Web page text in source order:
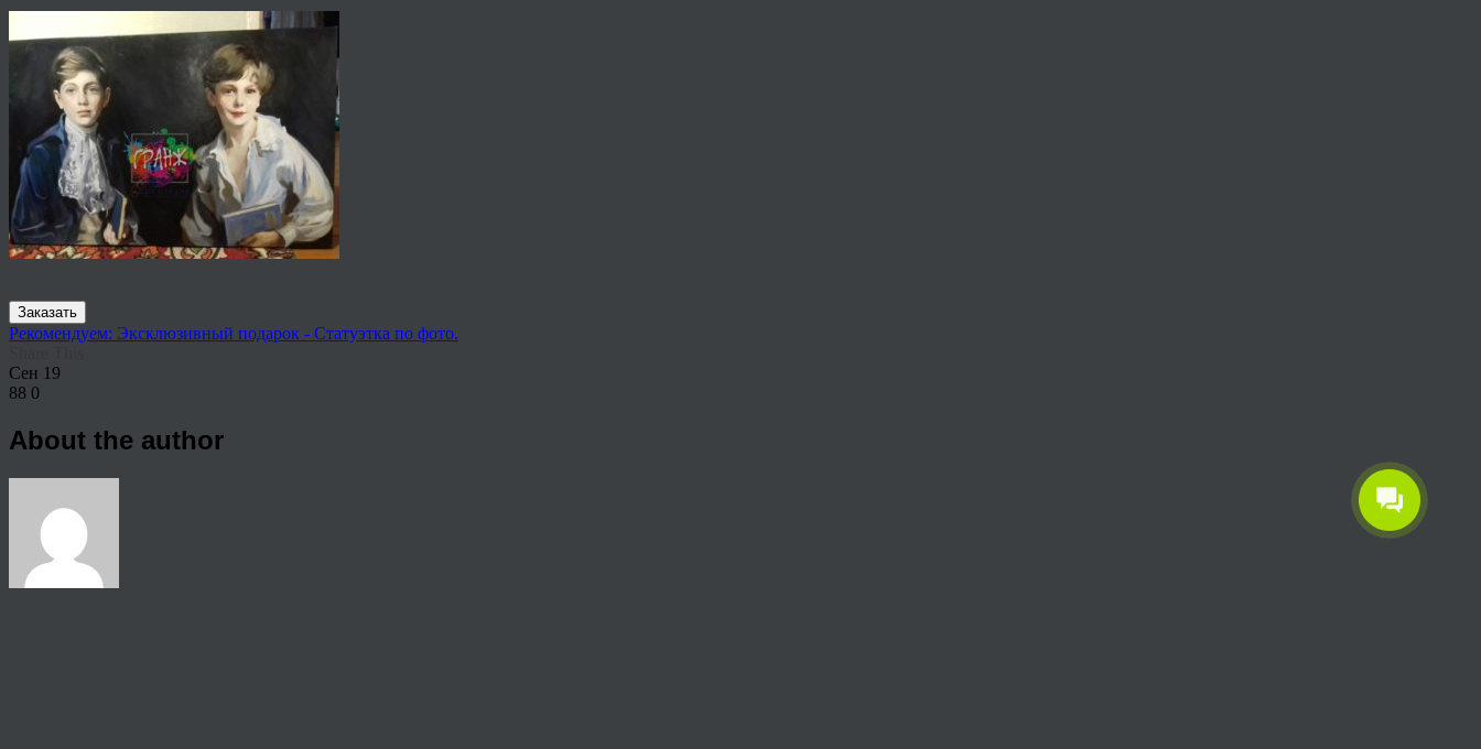
Заказать
Рекомендуем: Эксклюзивный подарок - Статуэтка по фото.
Сен 19
88 0
About the author